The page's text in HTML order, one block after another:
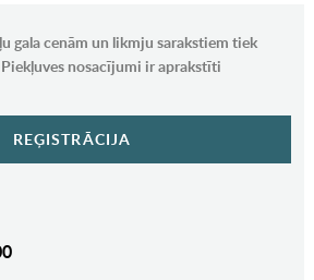
gala cenām un likmju sarakstiem tiek
nosacījumi ir aprakstīti
REĢISTRĀCIJA